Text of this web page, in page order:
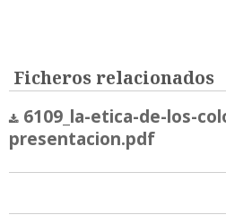
Ficheros relacionados
6109_la-etica-de-los-
presentacion.pdf